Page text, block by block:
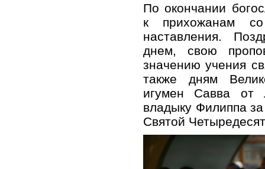
По окончании
к прихожанам со
наставления.
днем, свою
значению учения
также дням
игумен Савва от
владыку Филиппа
Святой